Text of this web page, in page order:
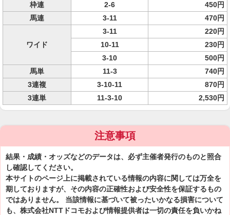
枠連
2-6
450円
馬連
3-11 470円
ワイド
3-11
220円
10-11
230円
3-10
500円
馬単
11-3
740円
3連複
3-10-11
870円
3連単
11-3-10 2,530円
注意事項
結果・成績・オッズなどのデータは、必ず主催者発行のものと照合
し確認してください。
本サイトのページ上に掲載されている情報の内容に関しては万全を
期しておりますが、その内容の正確性および安全性を保証するもの
ではありません。 当該情報に基づいて被ったいかなる損害について
も、株式会社NTTドコモおよび情報提供者は一切の責任を負いかね